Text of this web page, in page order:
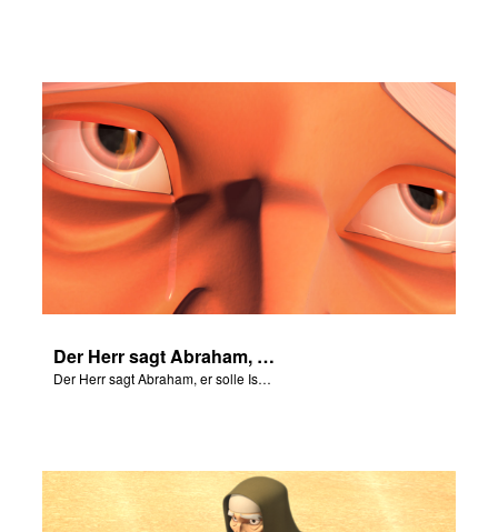
Der Herr sagt Abraham, er solle Isaak nicht anfassen.
Der Herr sagt Abraham, er solle Isaak nicht anfassen.